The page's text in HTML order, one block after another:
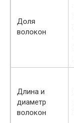
Доля
волокон
Длина и
диаметр
волокон